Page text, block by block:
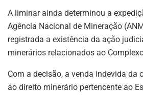
A liminar ainda determinou a
Agência Nacional de Mineração
registrada a existência da ação
minerários relacionados ao
Com a decisão, a venda indevida da
ao direito minerário pertencente ao
Fique atualizado com as
notíciase inovações do
brasileiro.